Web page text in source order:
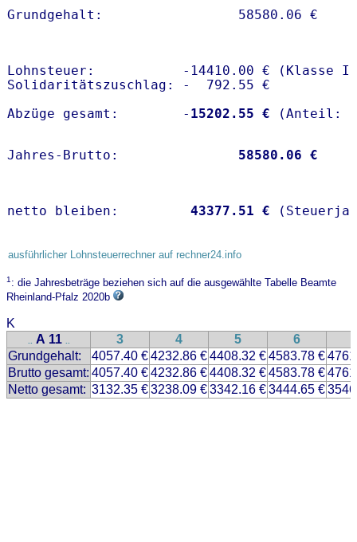
Lohnsteuer:           -14410.00 € (Klasse I)
Solidaritätszuschlag: -  792.55 €
Abzüge gesamt:        - 15202.55 €
Jahres-Brutto: 58580.06 €
netto bleiben: 43377.51 €
ausführlicher Lohnsteuerrechner auf rechner24.info
1: die Jahresbeträge beziehen sich auf die ausgewählte Tabelle Beamte
Rheinland-Pfalz 2020b
K
.. A 11 .. 3 4 5 6
Grundgehalt:
4057.40 €4232.86 €4408.32 €4583.78 €
Brutto gesamt: 4057.40 €4232.86 €4408.32 €4583.78 €
Netto gesamt: 3132.35 €3238.09 €3342.16 €3444.65 €